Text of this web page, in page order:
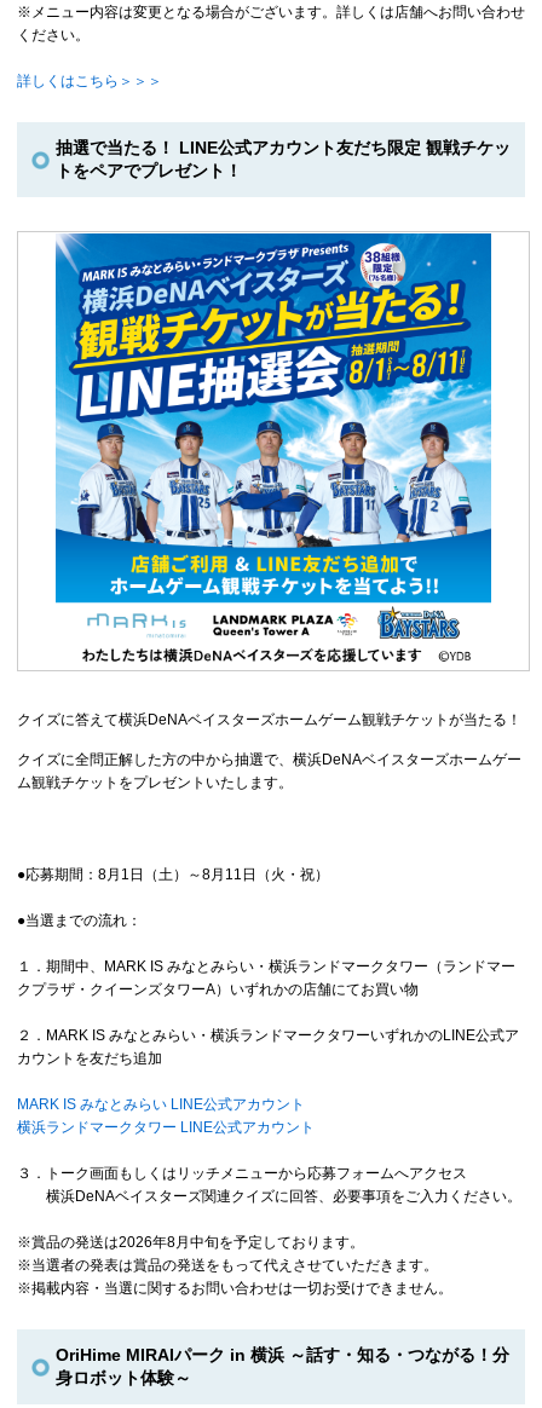
※メニュー内容は変更となる場合がございます。詳しくは店舗へお問い合わせ
ください。
詳しくはこちら＞＞＞
抽選で当たる！ LINE公式アカウント友だち限定 観戦チケッ
トをペアでプレゼント！
クイズに答えて横浜DeNAベイスターズホームゲーム観戦チケットが当たる！
クイズに全問正解した方の中から抽選で、横浜DeNAベイスターズホームゲー
ム観戦チケットをプレゼントいたします。
●応募期間：8月1日（土）～8月11日（火・祝）
●当選までの流れ：
１．期間中、MARK IS みなとみらい・横浜ランドマークタワー（ランドマー
クプラザ・クイーンズタワーA）いずれかの店舗にてお買い物
２．MARK IS みなとみらい・横浜ランドマークタワーいずれかのLINE公式ア
カウントを友だち追加
MARK IS みなとみらい LINE公式アカウント
横浜ランドマークタワー LINE公式アカウント
３．トーク画面もしくはリッチメニューから応募フォームへアクセス
横浜DeNAベイスターズ関連クイズに回答、必要事項をご入力ください。
※賞品の発送は2026年8月中旬を予定しております。
※当選者の発表は賞品の発送をもって代えさせていただきます。
※掲載内容・当選に関するお問い合わせは一切お受けできません。
OriHime MIRAIパーク in 横浜 ～話す・知る・つながる！分
身ロボット体験～